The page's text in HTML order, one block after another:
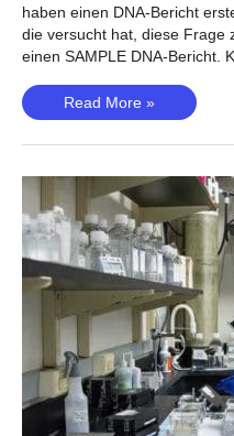
haben einen DNA-Bericht
die versucht hat, diese Frage
einen SAMPLE DNA-Bericht.
Kritische
COVID-
19-
Castineira,
2020)
–
Schweregrad
genetisch
bedingt?
Read More »